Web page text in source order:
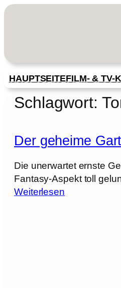
Zum
HAUPTSEITEFILM- & TV-
Schlagwort:
Der geheime
Die unerwartet ernste
Fantasy-Aspekt toll
Weiterlesen: